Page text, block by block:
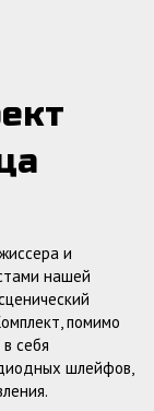
и
нашей
помимо
себя
шлейфов,